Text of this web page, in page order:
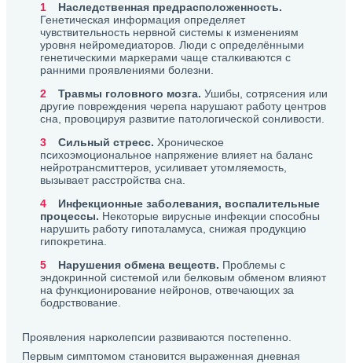
Наследственная предрасположенность.
Генетическая информация определяет
чувствительность нервной системы к изменениям
уровня нейромедиаторов. Люди с определёнными
генетическими маркерами чаще сталкиваются с
ранними проявлениями болезни.
Травмы головного мозга. Ушибы, сотрясения или
другие повреждения черепа нарушают работу центров
сна, провоцируя развитие патологической сонливости.
Сильный стресс. Хроническое
психоэмоциональное напряжение влияет на баланс
нейротрансмиттеров, усиливает утомляемость,
вызывает расстройства сна.
Инфекционные заболевания, воспалительные
процессы. Некоторые вирусные инфекции способны
нарушить работу гипоталамуса, снижая продукцию
гипокретина.
Нарушения обмена веществ. Проблемы с
эндокринной системой или белковым обменом влияют
на функционирование нейронов, отвечающих за
бодрствование.
Проявления нарколепсии развиваются постепенно.
Первым симптомом становится выраженная дневная